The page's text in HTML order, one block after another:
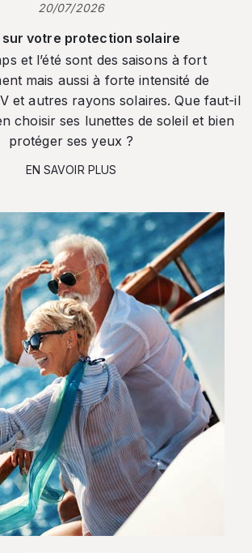
20/07/2026
sur votre protection solaire
et l’été sont des saisons à fort
mais aussi à forte intensité de
et autres rayons solaires. Que faut-il
choisir ses lunettes de soleil et bien
protéger ses yeux ?
EN SAVOIR PLUS